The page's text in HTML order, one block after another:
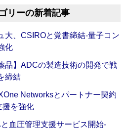
リーの新着記事
大、CSIROと覚書締結‐量子コン
化
品】ADCの製造技術の開発で戦
締結
Networksとパートナー契約
援を強化
血圧管理支援サービス開始‐